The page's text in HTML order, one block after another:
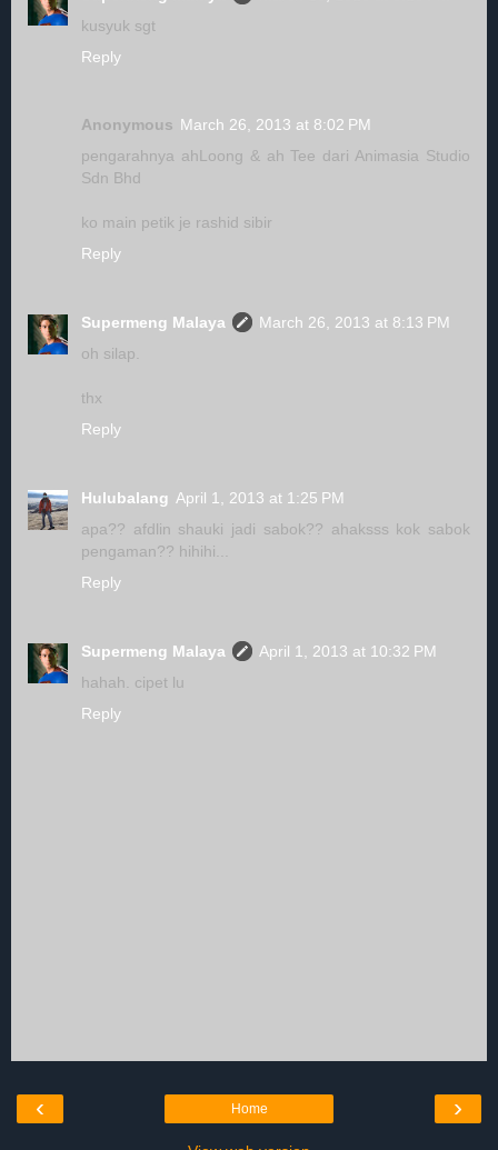
kusyuk sgt
Reply
Anonymous March 26, 2013 at 8:02 PM
pengarahnya ahLoong & ah Tee dari Animasia Studio
Sdn Bhd
ko main petik je rashid sibir
Reply
Supermeng Malaya
March 26, 2013 at 8:13 PM
oh silap.
thx
Reply
Hulubalang April 1, 2013 at 1:25 PM
apa?? afdlin shauki jadi sabok?? ahaksss kok sabok
pengaman?? hihihi...
Reply
Supermeng Malaya
April 1, 2013 at 10:32 PM
hahah. cipet lu
Reply
‹ ›
Home